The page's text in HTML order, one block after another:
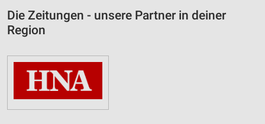
Die Zeitungen - unsere Partner in deiner
Region